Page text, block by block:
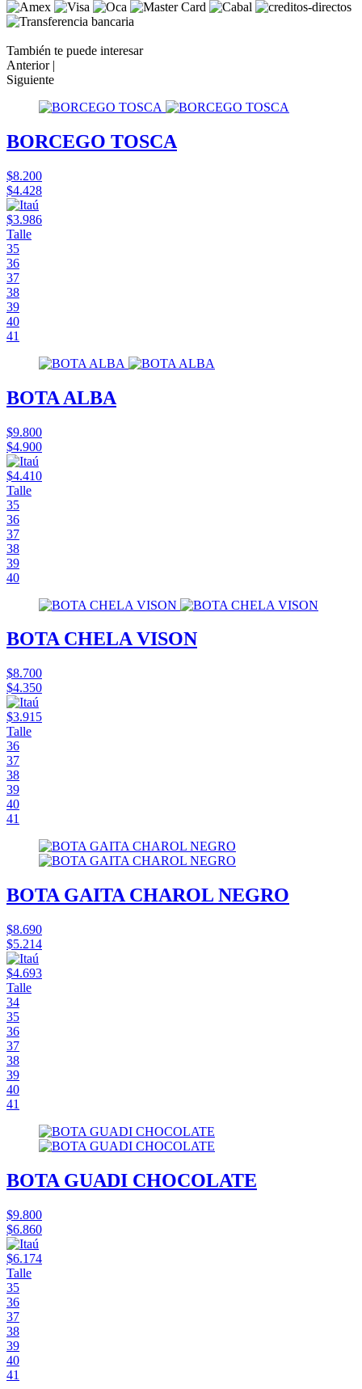
También te puede interesar
Anterior |
Siguiente
BORCEGO TOSCA
$8.200
$4.428
$3.986
Talle
35
36
37
38
39
40
41
BOTA ALBA
$9.800
$4.900
$4.410
Talle
35
36
37
38
39
40
BOTA CHELA VISON
$8.700
$4.350
$3.915
Talle
36
37
38
39
40
41
BOTA GAITA CHAROL NEGRO
$8.690
$5.214
$4.693
Talle
34
35
36
37
38
39
40
41
BOTA GUADI CHOCOLATE
$9.800
$6.860
$6.174
Talle
35
36
37
38
39
40
41